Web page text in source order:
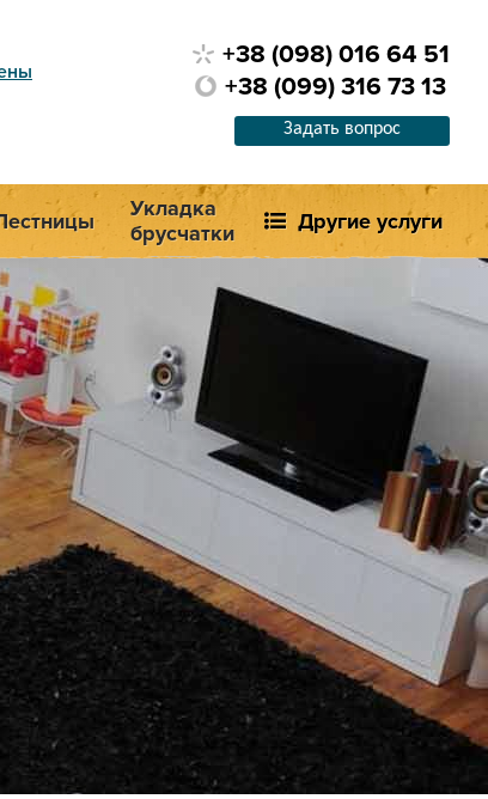
+38 (098) 016 64 51
+38 (099) 316 73 13
Задать вопрос
Укладка
брусчатки
Другие услуги